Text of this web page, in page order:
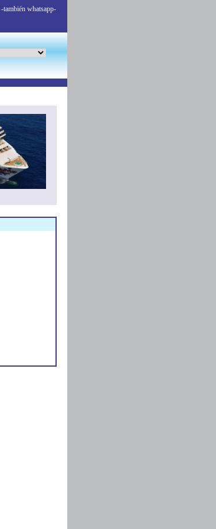
-también whatsapp-